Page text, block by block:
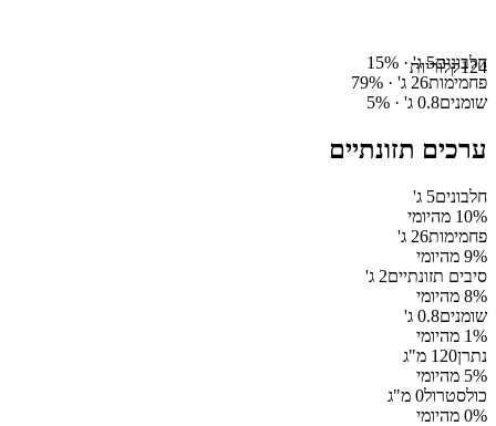
124קלוריותחלבונים5ג' · 15%
פחמימות26 ג' · 79%
שומנים0.8 ג' · 5%
ערכים תזונתיים
חלבונים5 ג'
10% מהיומי
פחמימות26 ג'
9% מהיומי
סיבים תזונתיים2 ג'
8% מהיומי
שומנים0.8 ג'
1% מהיומי
נתרן120 מ"ג
5% מהיומי
כולסטרול0 מ"ג
0% מהיומי